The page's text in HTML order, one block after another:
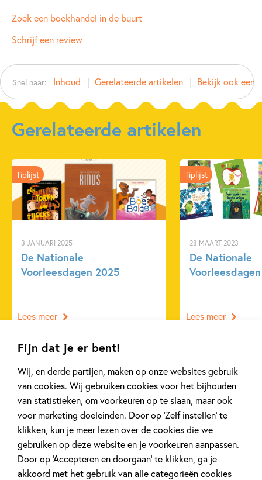
Fijn dat je er bent!
Wij, en derde partijen, maken op onze websites gebruik
van cookies. Wij gebruiken cookies voor het bijhouden
van statistieken, om voorkeuren op te slaan, maar ook
voor marketing doeleinden. Door op ‘Zelf instellen’ te
klikken, kun je meer lezen over de cookies die we
gebruiken op deze website en je voorkeuren aanpassen.
Door op ‘Accepteren en doorgaan’ te klikken, ga je
akkoord met het gebruik van alle categorieën cookies
ISBN: 9789083470252
NUR:
Auteur(s): Rigoberta Mejia Sian
Illustrator: Aafke Mertens
Prijs: 19
99
Uitgever:
Uitgeverij Wilde Haren B.V.
Verschijningsdatum:
01-09-2025
Kenmerken van dit boek
Familie & gezin
Prentenboeken
Rigoberta Mejia Sian
Aafke Mertens
Zoek een boekhandel in de buurt
Schrijf een review
Snel naar: Inhoud Gerelateerde artikelen Bekijk ook eens
Gerelateerde artikelen
3 JANUARI 2025
De Nationale
Voorleesdagen 2025
Tiplijst
Lees meer
28 MAART 2023
De Nationale
Tiplijst
Lees meer
Bekijk alle artikelen
Bekijk ook eens